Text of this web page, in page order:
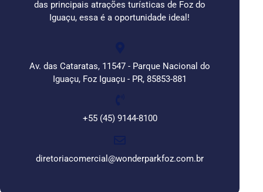
das principais atrações turísticas de Foz do
Iguaçu, essa é a oportunidade ideal!
Av. das Cataratas, 11547 - Parque Nacional do
Iguaçu, Foz Iguaçu - PR, 85853-881
+55 (45) 9144-8100
diretoriacomercial@wonderparkfoz.com.br